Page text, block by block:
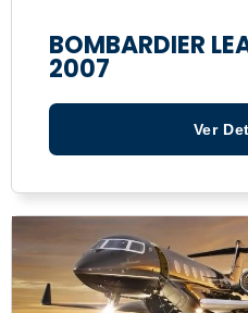
BOMBARDIER
2007
Ver